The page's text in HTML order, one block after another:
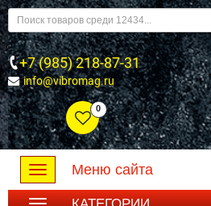
+7 (985) 218-87-31
info@vibromag.ru
0
Toggle
navigation
Меню сайта